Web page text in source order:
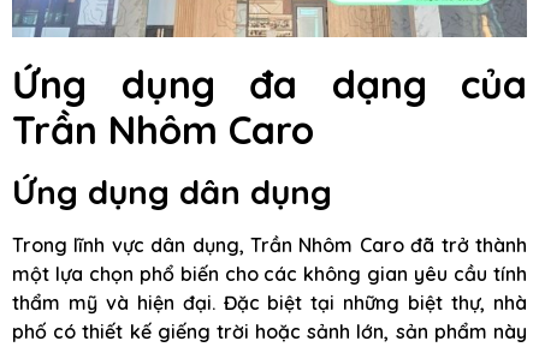
Ứng dụng đa dạng của
Trần Nhôm Caro
Ứng dụng dân dụng
Trong lĩnh vực dân dụng, Trần Nhôm Caro đã trở thành
một lựa chọn phổ biến cho các không gian yêu cầu tính
thẩm mỹ và hiện đại. Đặc biệt tại những biệt thự, nhà
phố có thiết kế giếng trời hoặc sảnh lớn, sản phẩm này